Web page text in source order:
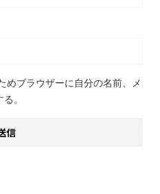
めブラウザーに自分の名前、メ
。